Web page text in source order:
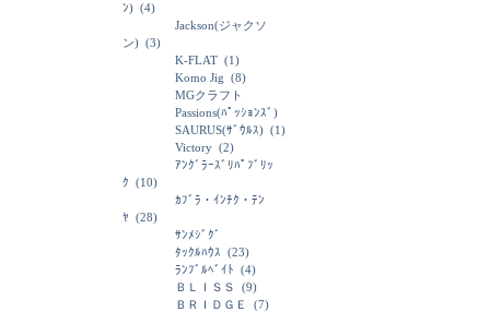
ﾝ) (4)
Jackson(ジャクソ
ン) (3)
K-FLAT (1)
Komo Jig (8)
MGクラフト
Passions(ﾊﾟｯｼｮﾝｽﾞ)
SAURUS(ｻﾞｳﾙｽ) (1)
Victory (2)
ｱﾝｸﾞﾗｰｽﾞﾘﾊﾟﾌﾞﾘｯ
ｸ (10)
ｶﾌﾞﾗ・ｲﾝﾁｸ・ﾃﾝ
ﾔ (28)
ｻﾝﾒｼﾞｸﾞ
ﾀｯｸﾙﾊｳｽ (23)
ﾗﾝﾌﾞﾙﾍﾞｲﾄ (4)
ＢＬＩＳＳ
(9)
ＢＲＩＤＧＥ
(7)